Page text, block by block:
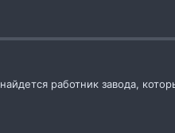
работник завода,